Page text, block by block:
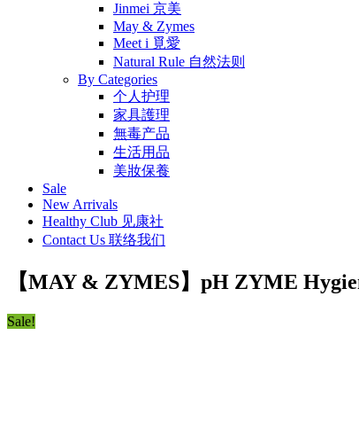
Jinmei 京美
May & Zymes
Meet i 覓愛
Natural Rule 自然法则
By Categories
个人护理
家具護理
無毒产品
生活用品
美妝保養
Sale
New Arrivals
Healthy Club 见康社
Contact Us 联络我们
【MAY & ZYMES】pH ZYME
Sale!